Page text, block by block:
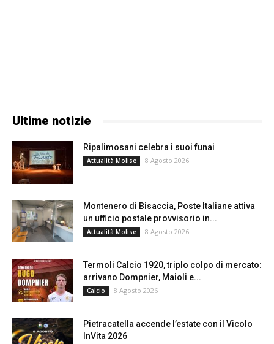
Ultime notizie
Ripalimosani celebra i suoi funai
Attualità Molise 8 Agosto 2026
Montenero di Bisaccia, Poste Italiane attiva
un ufficio postale provvisorio in...
Attualità Molise 8 Agosto 2026
Termoli Calcio 1920, triplo colpo di mercato:
arrivano Dompnier, Maioli e...
Calcio 8 Agosto 2026
Pietracatella accende l’estate con il Vicolo
InVita 2026